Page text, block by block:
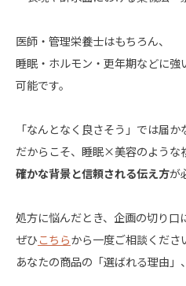
医師・管理栄養士はもちろん、
睡眠・ホルモン・更年期などに
可能です。
「なんとなく良さそう」では届か
だからこそ、睡眠×美容のような
確かな背景と信頼される伝え方が
処方に悩んだとき、企画の切り口
ぜひ こちらから一度ご相談くださ
あなたの商品の「選ばれる理由」